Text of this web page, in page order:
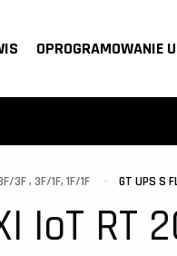
OPROGRAMOWANIE
3F , 3F/1F, 1F/1F GT UPS S
IoT RT